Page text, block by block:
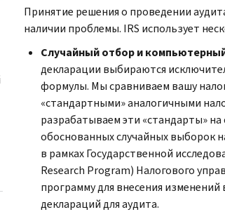
Принятие решения о проведении
наличии проблемы. IRS использует
Случайный отбор и
декларации выбираются
формулы. Мы сравниваем вашу
«стандартными» аналогичными
разрабатываем эти «стандарты»
обоснованных случайных выборок
в рамках Государственной
Research Program) Налогового
программу для внесения
деклараций для аудита.